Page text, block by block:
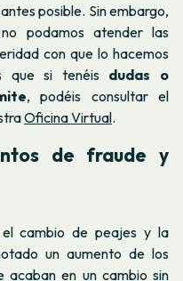
posible. Sin embargo,
podamos atender las
con que lo hacemos
que si tenéis dudas o
, podéis consultar el
Oficina Virtual.
de fraude y
cambio de peajes y la
un aumento de los
acaban en un cambio sin